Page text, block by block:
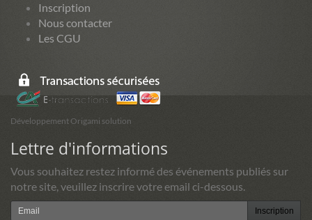
Inscription
Nous contacter
Les CGU
Développement Origami solution
Lettre d'informations
Vous souhaitez restez informé des événements publiés sur
notre site, veuillez inscrire votre email ci-dessous.
Inscription